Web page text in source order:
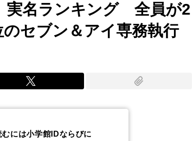
実名ランキング 全員が2
セブン＆アイ専務執行
むには小学館IDならびに